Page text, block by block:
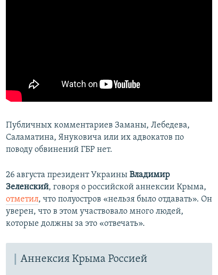
Публичных комментариев Заманы, Лебедева,
Саламатина, Януковича или их адвокатов по
поводу обвинений ГБР нет.
26 августа президент Украины Владимир
Зеленский, говоря о российской аннексии Крыма,
отметил, что полуостров «нельзя было отдавать». Он
уверен, что в этом участвовало много людей,
которые должны за это «отвечать».
Аннексия Крыма Россией